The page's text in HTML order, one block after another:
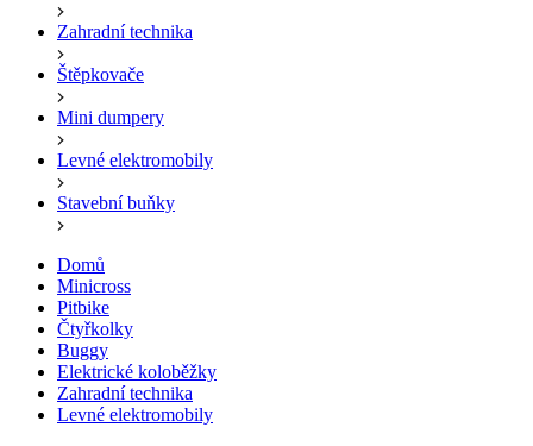
Zahradní technika
Štěpkovače
Mini dumpery
Levné elektromobily
Stavební buňky
Domů
Minicross
Pitbike
Čtyřkolky
Buggy
Elektrické koloběžky
Zahradní technika
Levné elektromobily